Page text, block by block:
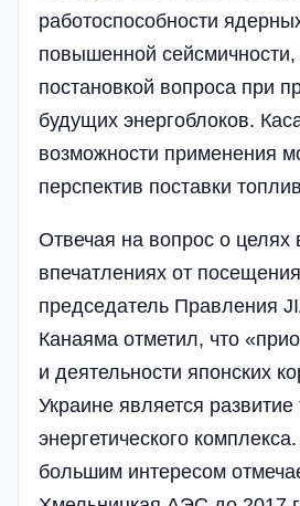
работоспособности
повышенной сейсмичности,
постановкой вопроса при
будущих энергоблоков.
возможности применения
перспектив поставки
Отвечая на вопрос о целях
впечатлениях от
председатель Правления
Канаяма отметил, что
и деятельности японских
Украине является
энергетического
большим интересом